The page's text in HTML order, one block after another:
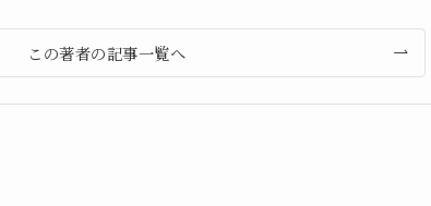
この著者の記事一覧へ